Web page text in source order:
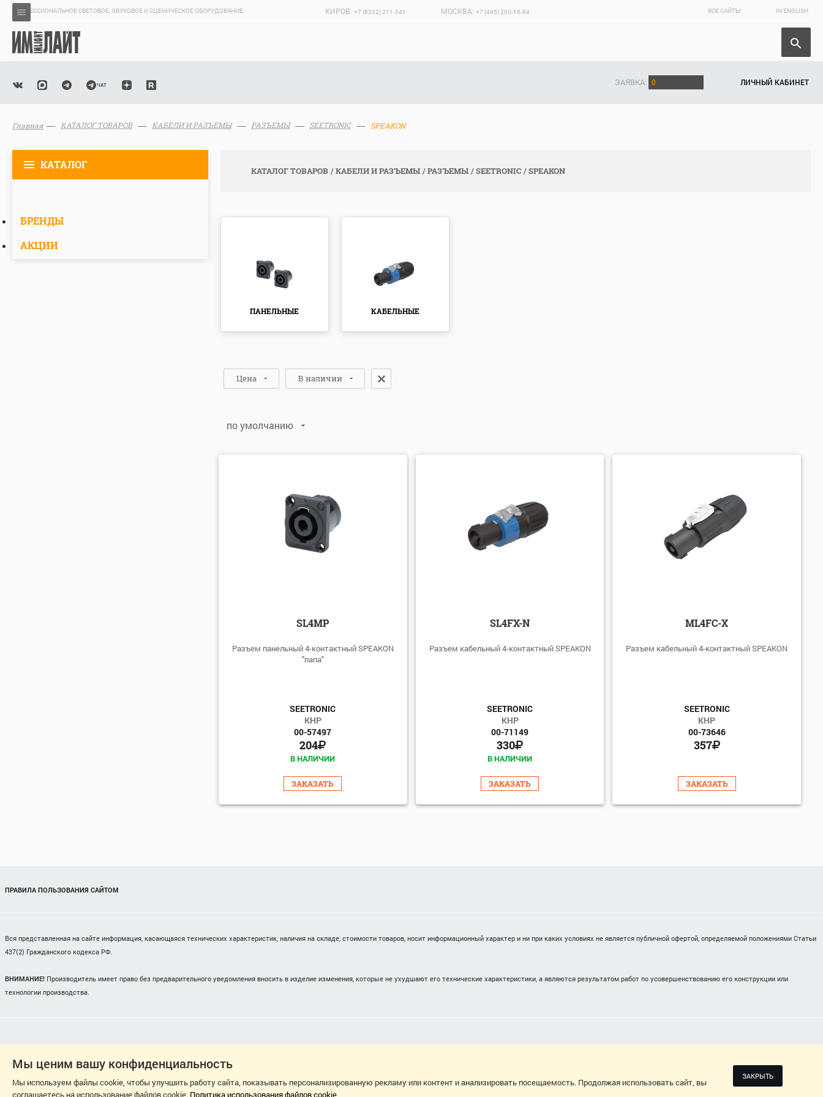
ПРОФЕССИОНАЛЬНОЕ СВЕТОВОЕ, ЗВУКОВОЕ И СЦЕНИЧЕСКОЕ ОБОРУДОВАНИЕ. КИРОВ: +7 (8332) 211-541 МОСКВА: +7 (495) 260-18-64 ВСЕ САЙТЫ IN ENGLISH
ЗАЯВКА: 0 ЛИЧНЫЙ КАБИНЕТ
Главная КАТАЛОГ ТОВАРОВ КАБЕЛИ И РАЗЪЕМЫ РАЗЪЕМЫ SEETRONIC SPEAKON
КАТАЛОГ
БРЕНДЫ
АКЦИИ
КАТАЛОГ ТОВАРОВ КАБЕЛИ И РАЗЪЕМЫ РАЗЪЕМЫ SEETRONIC SPEAKON
ПАНЕЛЬНЫЕ КАБЕЛЬНЫЕ
Цена В наличии
по умолчанию
по цене: убыванию
по цене: возрастанию
SL4MP
Разъем панельный 4-контактный SPEAKON
"папа"
SEETRONIC
КНР
00-57497
204
В НАЛИЧИИ
ЗАКАЗАТЬ
SL4FX-N
Разъем кабельный 4-контактный SPEAKON
SEETRONIC
КНР
00-71149
330
В НАЛИЧИИ
ЗАКАЗАТЬ
ML4FC-X
Разъем кабельный 4-контактный SPEAKON
SEETRONIC
КНР
00-73646
357
ЗАКАЗАТЬ
ПРАВИЛА ПОЛЬЗОВАНИЯ САЙТОМ
Вся представленная на сайте информация, касающаяся технических характеристик, наличия на складе, стоимости товаров, носит информационный характер и ни при каких условиях не является публичной офертой, определяемой положениями Статьи
437(2) Гражданского кодекса РФ.
ВНИМАНИЕ! Производитель имеет право без предварительного уведомления вносить в изделие изменения, которые не ухудшают его технические характеристики, а являются результатом работ по усовершенствованию его конструкции или
технологии производства.
Мы ценим вашу конфиденциальность
Мы используем файлы cookie, чтобы улучшить работу сайта, показывать персонализированную рекламу или контент и анализировать посещаемость. Продолжая использовать сайт, вы
соглашаетесь на использование файлов cookie. Политика использования файлов cookie
ЗАКРЫТЬ